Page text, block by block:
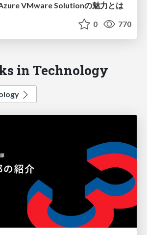
VMware Solutionの魅力とは
0 770
in Technology